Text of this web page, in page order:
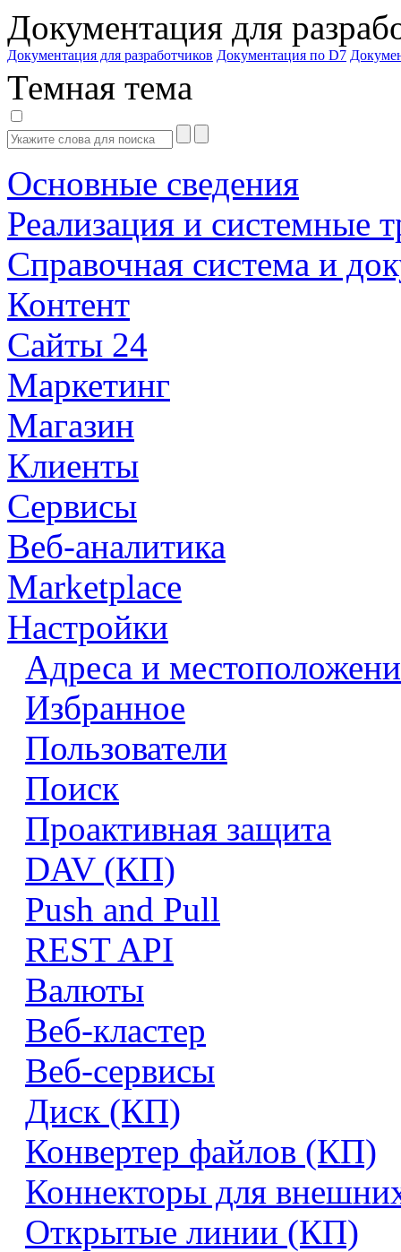
Документация для
Документация для разработчиков Документация по D7
Темная тема
Основные сведения
Реализация и системные
Справочная система и
Контент
Сайты 24
Маркетинг
Магазин
Клиенты
Сервисы
Веб-аналитика
Marketplace
Настройки
Адреса и
Избранное
Пользователи
Поиск
Проактивная защита
DAV (КП)
Push and Pull
REST API
Валюты
Веб-кластер
Веб-сервисы
Диск (КП)
Конвертер файлов (КП)
Коннекторы для
Открытые линии (КП)